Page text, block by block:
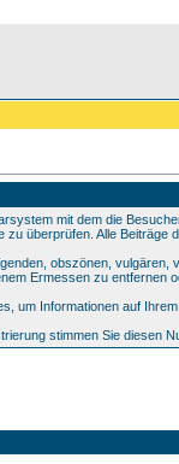
mit dem die
zu überprüfen. Alle
obszönen,
Ermessen zu entfernen
um Informationen auf
stimmen Sie diesen